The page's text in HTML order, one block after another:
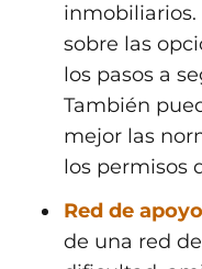
inmobiliarios.
sobre las
los pasos a
También
mejor las
los permisos
Red de
de una red